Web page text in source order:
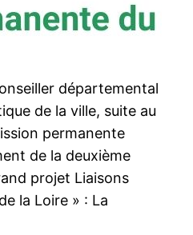
départemental
de la ville, suite au
permanente
de la deuxième
projet Liaisons
la Loire » : La